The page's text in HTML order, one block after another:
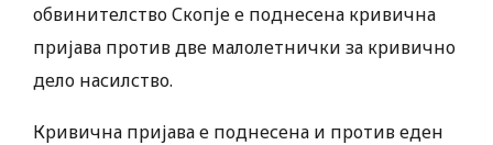
обвинителство Скопје е поднесена кривична
пријава против две малолетнички за кривично
дело насилство.
Кривична пријава е поднесена и против еден